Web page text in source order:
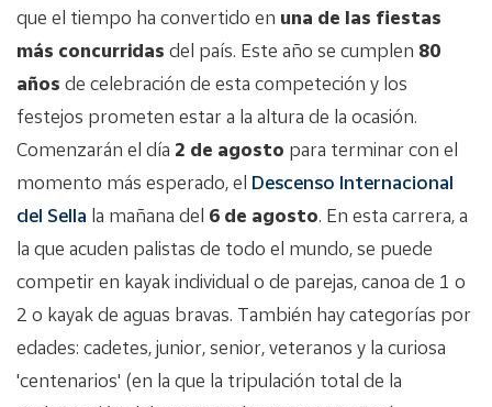
que el tiempo ha convertido en una de las fiestas
más concurridas del país. Este año se cumplen 80
años de celebración de esta competeción y los
festejos prometen estar a la altura de la ocasión.
Comenzarán el día 2 de agosto para terminar con el
momento más esperado, el Descenso Internacional
del Sella la mañana del 6 de agosto. En esta carrera, a
la que acuden palistas de todo el mundo, se puede
competir en kayak individual o de parejas, canoa de 1 o
2 o kayak de aguas bravas. También hay categorías por
edades: cadetes, junior, senior, veteranos y la curiosa
'centenarios' (en la que la tripulación total de la